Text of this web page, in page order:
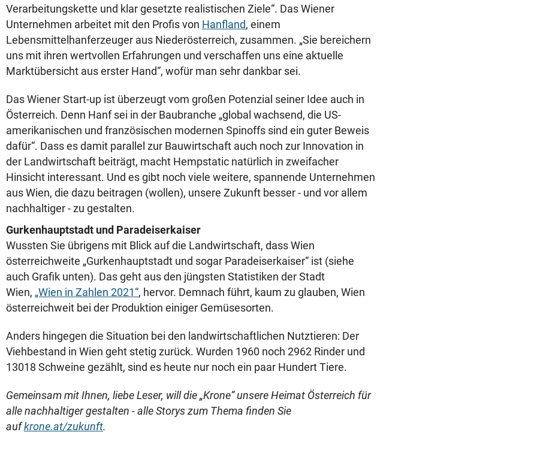
Verarbeitungskette und klar gesetzte realistischen Ziele“. Das Wiener
Unternehmen arbeitet mit den Profis von Hanfland, einem
Lebensmittelhanferzeuger aus Niederösterreich, zusammen. „Sie bereichern
uns mit ihren wertvollen Erfahrungen und verschaffen uns eine aktuelle
Marktübersicht aus erster Hand“, wofür man sehr dankbar sei.
Das Wiener Start-up ist überzeugt vom großen Potenzial seiner Idee auch in
Österreich. Denn Hanf sei in der Baubranche „global wachsend, die US-
amerikanischen und französischen modernen Spinoffs sind ein guter Beweis
dafür“. Dass es damit parallel zur Bauwirtschaft auch noch zur Innovation in
der Landwirtschaft beiträgt, macht Hempstatic natürlich in zweifacher
Hinsicht interessant. Und es gibt noch viele weitere, spannende Unternehmen
aus Wien, die dazu beitragen (wollen), unsere Zukunft besser - und vor allem
nachhaltiger - zu gestalten.
Gurkenhauptstadt und Paradeiserkaiser
Wussten Sie übrigens mit Blick auf die Landwirtschaft, dass Wien
österreichweite „Gurkenhauptstadt und sogar Paradeiserkaiser“ ist (siehe
auch Grafik unten). Das geht aus den jüngsten Statistiken der Stadt
Wien, „Wien in Zahlen 2021“, hervor. Demnach führt, kaum zu glauben, Wien
österreichweit bei der Produktion einiger Gemüsesorten.
Anders hingegen die Situation bei den landwirtschaftlichen Nutztieren: Der
Viehbestand in Wien geht stetig zurück. Wurden 1960 noch 2962 Rinder und
13018 Schweine gezählt, sind es heute nur noch ein paar Hundert Tiere.
Gemeinsam mit Ihnen, liebe Leser, will die „Krone“ unsere Heimat Österreich für
alle nachhaltiger gestalten - alle Storys zum Thema finden Sie
aufkrone.at/zukunft.